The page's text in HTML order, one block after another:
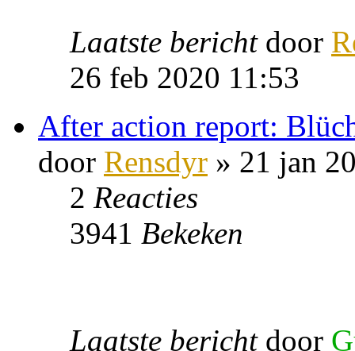
Laatste bericht door
26 feb 2020 11:53
After action report:
door Rensdyr » 21 jan
2 Reacties
3941 Bekeken
Laatste bericht door